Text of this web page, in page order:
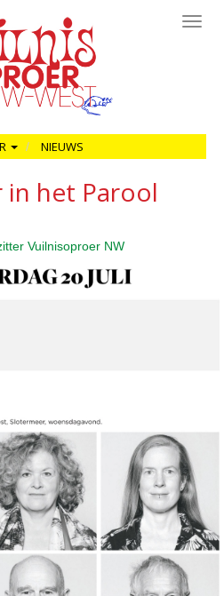
NIEUWS
het Parool
Vuilnisoproer NW